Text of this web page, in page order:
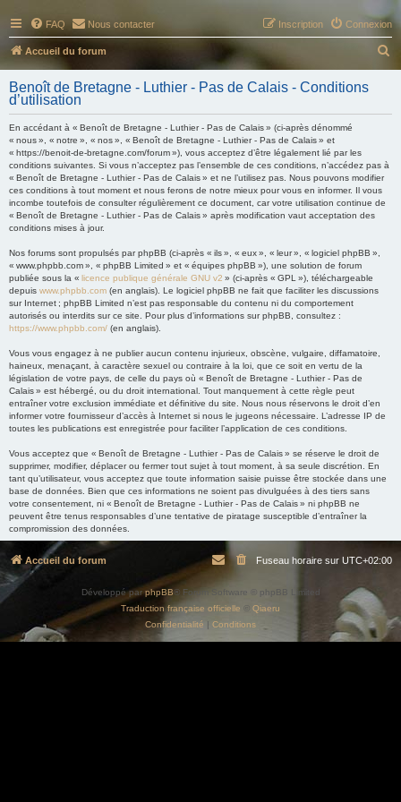
FAQ Nous contacter Connexion
Inscription
Accueil du forum
e
h
Benoît de Bretagne - Luthier - Pas de Calais - Conditions
d’utilisation
En accédant à « Benoît de Bretagne - Luthier - Pas de Calais » (ci-après dénommé
« nous », « notre », « nos », « Benoît de Bretagne - Luthier - Pas de Calais » et
« https://benoit-de-bretagne.com/forum »), vous acceptez d’être légalement lié par les
conditions suivantes. Si vous n’acceptez pas l’ensemble de ces conditions, n’accédez pas à
« Benoît de Bretagne - Luthier - Pas de Calais » et ne l’utilisez pas. Nous pouvons modifier
ces conditions à tout moment et nous ferons de notre mieux pour vous en informer. Il vous
incombe toutefois de consulter régulièrement ce document, car votre utilisation continue de
« Benoît de Bretagne - Luthier - Pas de Calais » après modification vaut acceptation des
conditions mises à jour.
Nos forums sont propulsés par phpBB (ci-après « ils », « eux », « leur », « logiciel phpBB »,
« www.phpbb.com », « phpBB Limited » et « équipes phpBB »), une solution de forum
publiée sous la « licence publique générale GNU v2 » (ci-après « GPL »), téléchargeable
depuis www.phpbb.com (en anglais). Le logiciel phpBB ne fait que faciliter les discussions
sur Internet ; phpBB Limited n’est pas responsable du contenu ni du comportement
autorisés ou interdits sur ce site. Pour plus d’informations sur phpBB, consultez :
https://www.phpbb.com/ (en anglais).
Vous vous engagez à ne publier aucun contenu injurieux, obscène, vulgaire, diffamatoire,
haineux, menaçant, à caractère sexuel ou contraire à la loi, que ce soit en vertu de la
législation de votre pays, de celle du pays où « Benoît de Bretagne - Luthier - Pas de
Calais » est hébergé, ou du droit international. Tout manquement à cette règle peut
entraîner votre exclusion immédiate et définitive du site. Nous nous réservons le droit d’en
informer votre fournisseur d’accès à Internet si nous le jugeons nécessaire. L’adresse IP de
toutes les publications est enregistrée pour faciliter l’application de ces conditions.
Vous acceptez que « Benoît de Bretagne - Luthier - Pas de Calais » se réserve le droit de
supprimer, modifier, déplacer ou fermer tout sujet à tout moment, à sa seule discrétion. En
tant qu’utilisateur, vous acceptez que toute information saisie puisse être stockée dans une
base de données. Bien que ces informations ne soient pas divulguées à des tiers sans
votre consentement, ni « Benoît de Bretagne - Luthier - Pas de Calais » ni phpBB ne
peuvent être tenus responsables d’une tentative de piratage susceptible d’entraîner la
compromission des données.
Accueil du forum Fuseau horaire sur UTC+02:00
Développé par phpBB® Forum Software © phpBB Limited
Traduction française officielle © Qiaeru
Confidentialité | Conditions